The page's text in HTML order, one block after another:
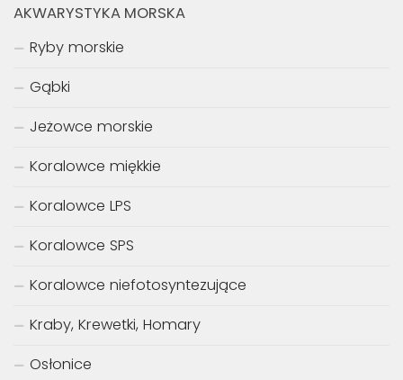
AKWARYSTYKA MORSKA
Ryby morskie
Gąbki
Jeżowce morskie
Koralowce miękkie
Koralowce LPS
Koralowce SPS
Koralowce niefotosyntezujące
Kraby, Krewetki, Homary
Osłonice